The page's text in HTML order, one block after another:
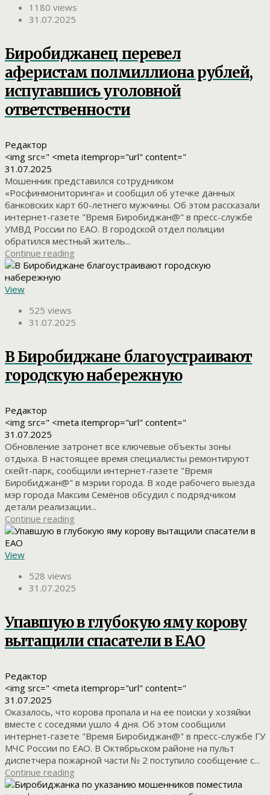
1180 views
31.07.2025
Биробиджанец перевел
аферистам полмиллиона рублей,
испугавшись уголовной
ответственности
Редактор
<img src=" <meta itemprop="url" content="
31.07.2025
Мошенник представился сотрудником
«Росфинмониторинга» и сообщил об утечке данных
банковских карт 60-летнего мужчины. Об этом рассказали
интернет-газете "Время Биробиджан@" в пресс-службе
УМВД России по ЕАО. В городской отдел полиции
обратился местный житель...
Continue reading
View
525 views
31.07.2025
В Биробиджане благоустраивают
городскую набережную
Редактор
<img src=" <meta itemprop="url" content="
31.07.2025
Обновление затронет все ключевые объекты зоны
отдыха. В настоящее время специалисты ремонтируют
скейт-парк, сообщили интернет-газете "Время
Биробиджан@" в мэрии города. В ходе рабочего выезда
мэр города Максим Семёнов обсудил с подрядчиком
детали реализации...
Continue reading
View
528 views
31.07.2025
Упавшую в глубокую яму корову
вытащили спасатели в ЕАО
Редактор
<img src=" <meta itemprop="url" content="
31.07.2025
Оказалось, что корова пропала и на ее поиски у хозяйки
вместе с соседями ушло 4 дня. Об этом сообщили
интернет-газете "Время Биробиджан@" в пресс-службе ГУ
МЧС России по ЕАО. В Октябрьском районе на пульт
диспетчера пожарной части № 2 поступило сообщение с...
Continue reading